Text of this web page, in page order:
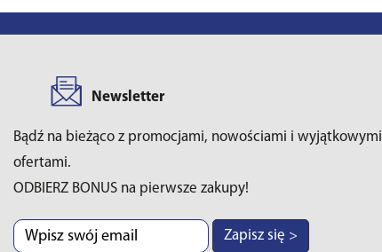
Newsletter
Bądź na bieżąco z promocjami, nowościami i wyjątkowymi
ofertami.
ODBIERZ BONUS na pierwsze zakupy!
Zapisz się >